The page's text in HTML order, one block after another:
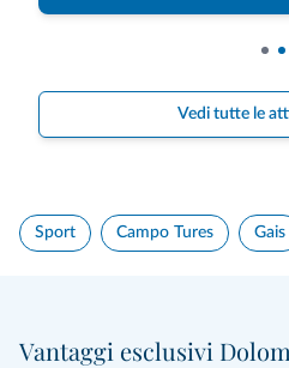
Vedi tutte le
Sport Campo Tures Gais
Vantaggi esclusivi